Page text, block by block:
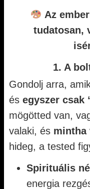
Az
tudatosan,
1. A
Gondolj arra,
és egyszer csak
mögötted van,
valaki, és mintha
hideg, a tested
Spirituális
energia